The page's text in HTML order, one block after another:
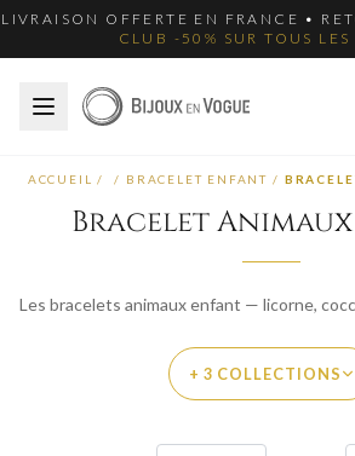
LIVRAISON OFFERTE EN FRANCE •
CLUB -50% SUR TOUS
ACCUEIL / / BRACELET ENFANT /
Bracelet
+ 3 COLLECTIONS